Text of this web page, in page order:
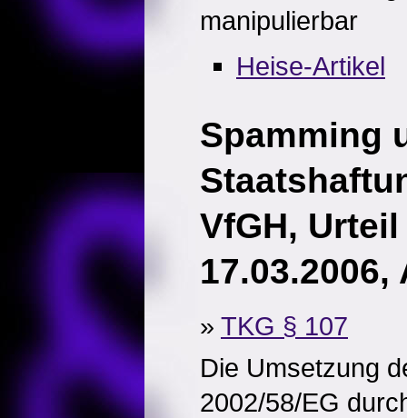
manipulierbar
Heise-Artikel
Spamming
VfGH,
17.03.2006,
» TKG § 107
Die Umsetzung
2002/58/EG